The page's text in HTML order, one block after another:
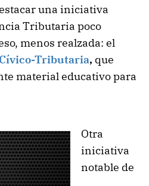
una iniciativa
Tributaria poco
menos realzada: el
Tributaria, que
material educativo para
Otra
iniciativa
notable de